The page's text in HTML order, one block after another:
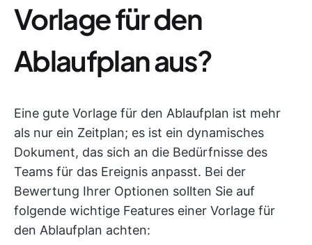
Vorlage für den
Ablaufplan aus?
Eine gute Vorlage für den Ablaufplan ist mehr
als nur ein Zeitplan; es ist ein dynamisches
Dokument, das sich an die Bedürfnisse des
Teams für das Ereignis anpasst. Bei der
Bewertung Ihrer Optionen sollten Sie auf
folgende wichtige Features einer Vorlage für
den Ablaufplan achten: